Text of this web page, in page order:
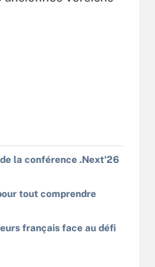
la conférence .Next'26
tout comprendre
français face au défi